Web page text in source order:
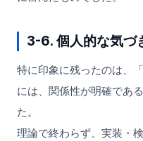
3-6. 個人的な気づ
特に印象に残ったのは、
には、関係性が明確であ
た。
理論で終わらず、実装・